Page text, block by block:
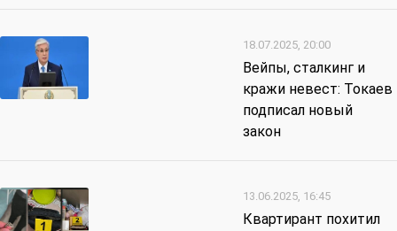
18.07.2025, 20:00
Вейпы, сталкинг и
кражи невест: Токаев
подписал новый
закон
13.06.2025, 16:45
Квартирант похитил